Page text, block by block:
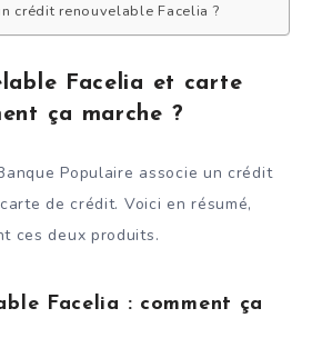
crédit renouvelable Facelia ?
Facelia et carte
ça marche ?
Populaire associe un crédit
de crédit. Voici en résumé,
ces deux produits.
Facelia : comment ça